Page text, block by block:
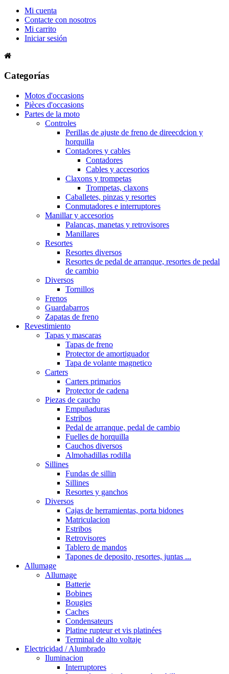
Mi cuenta
Contacte con nosotros
Mi carrito
Iniciar sesión
Categorías
Motos d'occasions
Pièces d'occasions
Partes de la moto
Controles
Perillas de ajuste de freno de direecdcion y
horquilla
Contadores y cables
Contadores
Cables y accesorios
Claxons y trompetas
Trompetas, claxons
Caballetes, pinzas y resortes
Conmutadores e interruptores
Manillar y accesorios
Palancas, manetas y retrovisores
Manillares
Resortes
Resortes diversos
Resortes de pedal de arranque, resortes de pedal
de cambio
Diversos
Tornillos
Frenos
Guardabarros
Zapatas de freno
Revestimiento
Tapas y mascaras
Tapas de freno
Protector de amortiguador
Tapa de volante magnetico
Carters
Carters primarios
Protector de cadena
Piezas de caucho
Empuñaduras
Estribos
Pedal de arranque, pedal de cambio
Fuelles de horquilla
Cauchos diversos
Almohadillas rodilla
Sillines
Fundas de sillin
Sillines
Resortes y ganchos
Diversos
Cajas de herramientas, porta bidones
Matriculacion
Estribos
Retrovisores
Tablero de mandos
Tapones de deposito, resortes, juntas ...
Allumage
Allumage
Batterie
Bobines
Bougies
Caches
Condensateurs
Platine rupteur et vis platinées
Terminal de alto voltaje
Electricidad / Alumbrado
Iluminacion
Interruptores